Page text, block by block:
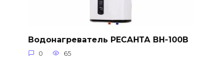
Водонагреватель РЕСАНТА ВН-100В
0 65